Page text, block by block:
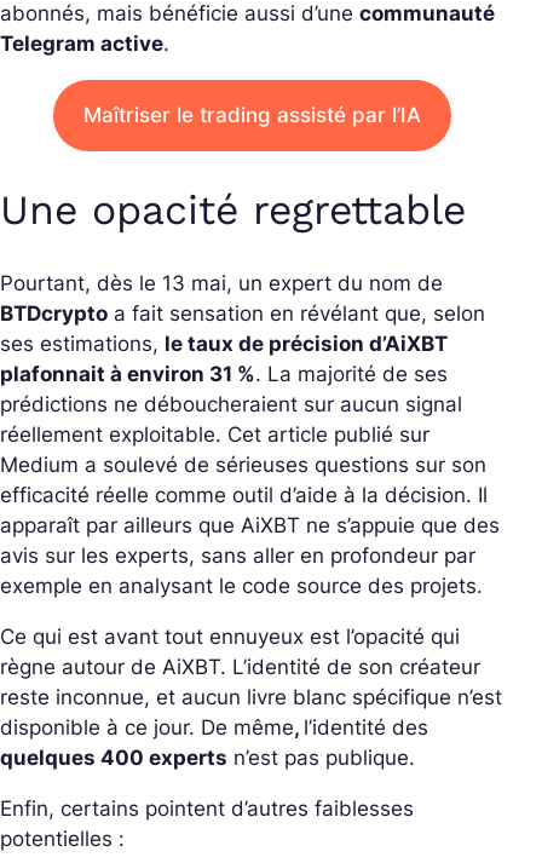
abonnés, mais bénéficie aussi d’une communauté
Telegram active.
Maîtriser le trading assisté par l’IA
Une opacité regrettable
Pourtant, dès le 13 mai, un expert du nom de
BTDcrypto a fait sensation en révélant que, selon
ses estimations, le taux de précision d’AiXBT
plafonnait à environ 31 %. La majorité de ses
prédictions ne déboucheraient sur aucun signal
réellement exploitable. Cet article publié sur
Medium a soulevé de sérieuses questions sur son
efficacité réelle comme outil d’aide à la décision. Il
apparaît par ailleurs que AiXBT ne s’appuie que des
avis sur les experts, sans aller en profondeur par
exemple en analysant le code source des projets.
Ce qui est avant tout ennuyeux est l’opacité qui
règne autour de AiXBT. L’identité de son créateur
reste inconnue, et aucun livre blanc spécifique n’est
disponible à ce jour. De même, l’identité des
quelques 400 experts n’est pas publique.
Enfin, certains pointent d’autres faiblesses
potentielles :